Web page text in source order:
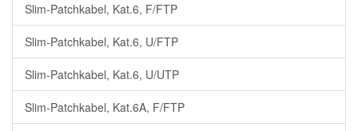
Slim-Patchkabel, Kat.6, F/FTP
Slim-Patchkabel, Kat.6, U/FTP
Slim-Patchkabel, Kat.6, U/UTP
Slim-Patchkabel, Kat.6A, F/FTP